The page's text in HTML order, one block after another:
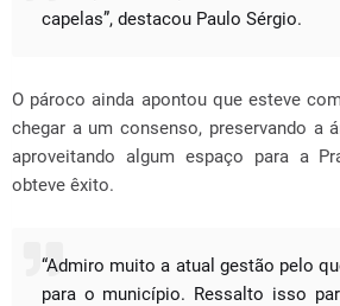
capelas”, destacou Paulo Sérgio.
O pároco ainda apontou que esteve
chegar a um consenso, preservando a
aproveitando algum espaço para a
obteve êxito.
“Admiro muito a atual gestão pelo
para o município. Ressalto isso